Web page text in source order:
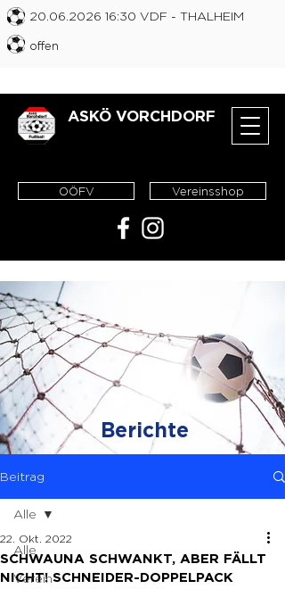
ASKÖ VORCHDORF
OÖFV Vereinsshop
20.06.2026 16:30 VDF - THALHEIM
offen
Berichte
Beitrag
Alle
Verein
Alle
SCHWAUNA SCHWANKT, ABER FÄLLT
NICHT! SCHNEIDER-DOPPELPACK
22. Okt. 2022